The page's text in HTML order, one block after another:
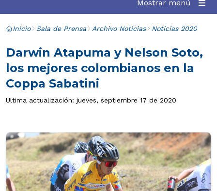
Mostrar menú
Inicio Sala de Prensa Archivo Noticias Noticias 2020
Darwin Atapuma y Nelson Soto,
los mejores colombianos en la
Coppa Sabatini
Última actualización: jueves, septiembre 17 de 2020